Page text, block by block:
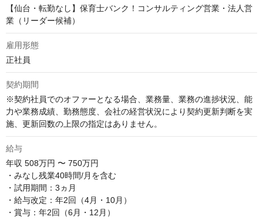
【仙台・転勤なし】保育士バンク！コンサルティング営業・法人営
業（リーダー候補）
雇用形態
正社員
契約期間
※契約社員でのオファーとなる場合、業務量、業務の進捗状況、能
力や業務成績、勤務態度、会社の経営状況により契約更新判断を実
施、更新回数の上限の指定はありません。
給与
年収 508万円 〜 750万円
・みなし残業40時間/月を含む
・試用期間：3ヵ月
・給与改定：年2回（4月・10月）
・賞与：年2回（6月・12月）